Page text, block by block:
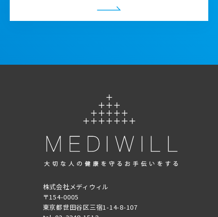
株式会社メディウィル
〒154-0005
東京都世田谷区三宿1-14-8-107